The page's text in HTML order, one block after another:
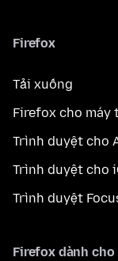
Firefox
Tải xuống
Firefox cho máy
Trình duyệt cho
Trình duyệt cho
Trình duyệt
Firefox dành